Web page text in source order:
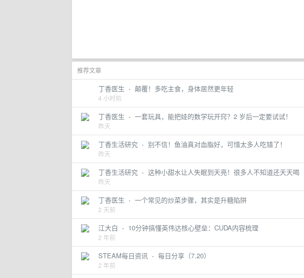
推荐文章
丁香医生 · 颠覆！多吃主食，身体居然更年轻
4 小时前
丁香医生 · 一套玩具，能把娃的数学玩开窍？2 岁后一定要试试！
昨天
丁香生活研究 · 别不信！鱼油真对血脂好，可惜太多人吃错了！
昨天
丁香生活研究 · 这种小甜水让人失眠到天亮！很多人不知道还天天喝
昨天
丁香医生 · 一个常见的炒菜步骤，其实是升糖陷阱
2 天前
江大白 · 10分钟搞懂英伟达核心壁垒：CUDA内容梳理
2 年前
STEAM每日资讯 · 每日分享（7.20）
2 年前